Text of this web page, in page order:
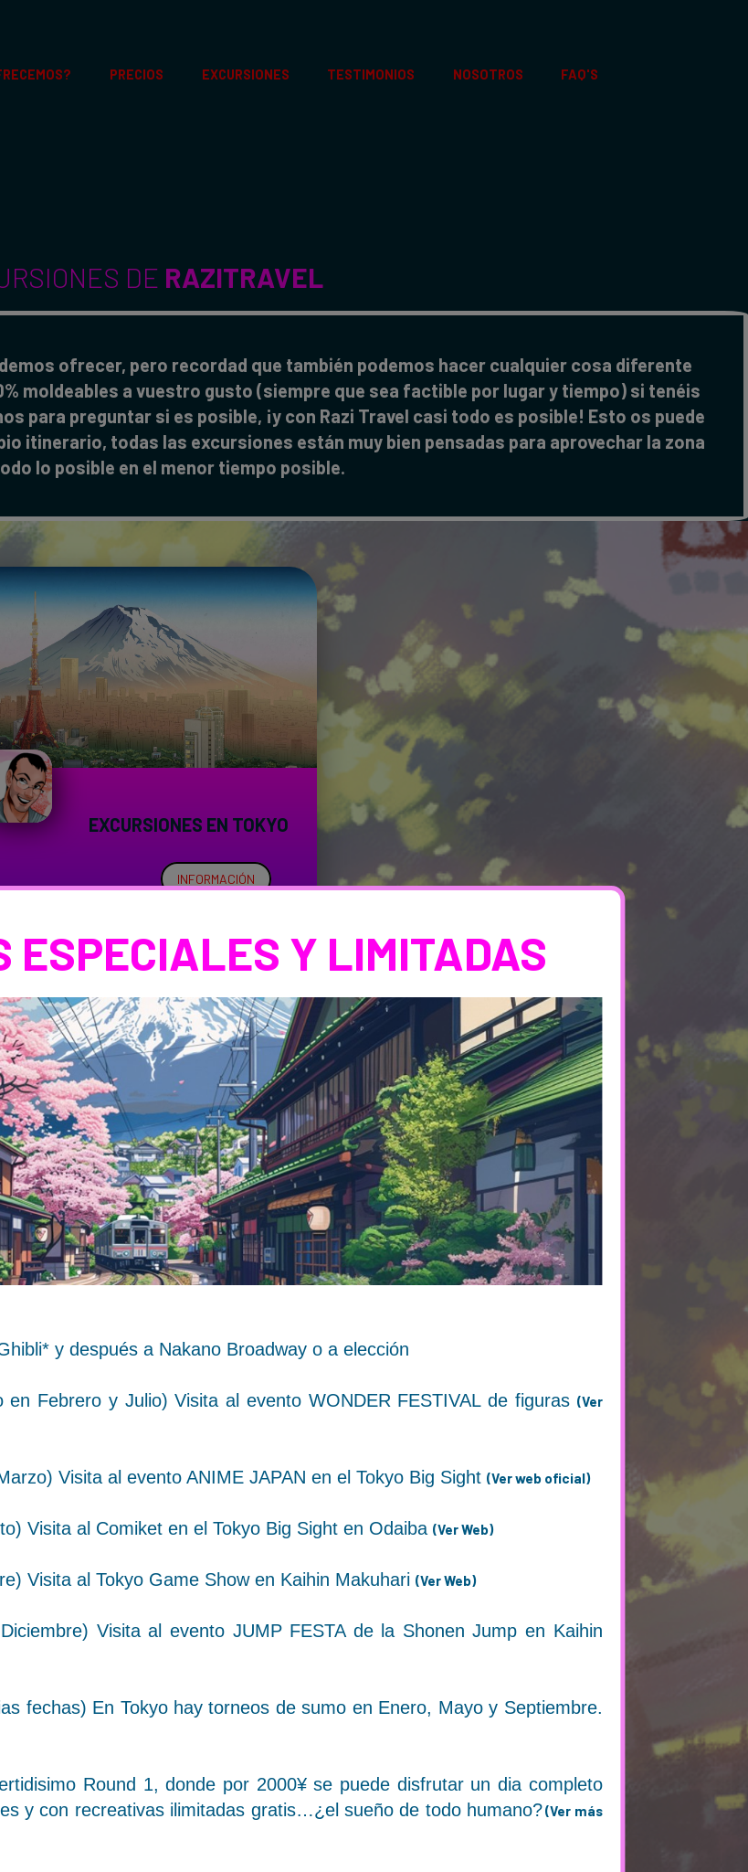
PRECIOS EXCURSIONES TESTIMONIOS NOSOTROS FAQ'S
DE RAZITRAVEL
ofrecer, pero recordad que también podemos hacer cualquier cosa diferente
moldeables a vuestro gusto (siempre que sea factible por lugar y tiempo) si tenéis
para preguntar si es posible, ¡y con Razi Travel casi todo es posible! Esto os puede
itinerario, todas las excursiones están muy bien pensadas para aprovechar la zona
lo posible en el menor tiempo posible.
EXCURSIONES EN TOKYO
INFORMACIÓN
EXCURSIONES CERCA DE
TOKYO
EXCURSIONES
INFORMACIÓN
ESPECIALES Y LIMITADAS
y después a Nakano Broadway o a elección
en Febrero y Julio) Visita al evento WONDER FESTIVAL de figuras (Ver
Visita al evento ANIME JAPAN en el Tokyo Big Sight(Ver web oficial)
Visita al Comiket en el Tokyo Big Sight en Odaiba(Ver Web)
Visita al Tokyo Game Show en Kaihin Makuhari(Ver Web)
Visita al evento JUMP FESTA de la Shonen Jump en Kaihin
fechas) En Tokyo hay torneos de sumo en Enero, Mayo y Septiembre.
Round 1, donde por 2000¥ se puede disfrutar un dia completo
y con recreativas ilimitadas gratis…¿el sueño de todo humano?(Ver más